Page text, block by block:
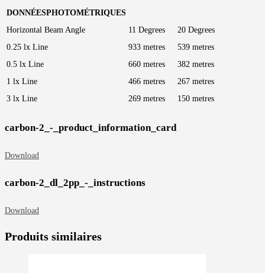
DONNÉESPHOTOMÉTRIQUES
Horizontal Beam Angle
11 Degrees
20 Degrees
0.25 lx Line
933 metres
539 metres
0.5 lx Line
660 metres
382 metres
1 lx Line
466 metres
267 metres
3 lx Line
269 metres 150 metres
carbon-2_-_product_information_card
Download
carbon-2_dl_2pp_-_instructions
Download
Produits similaires